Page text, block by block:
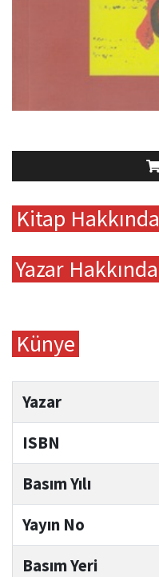
Kitap Hakkında
Yazar Hakkında
Künye
Yazar
ISBN
Basım Yılı
Yayın No
Basım Yeri